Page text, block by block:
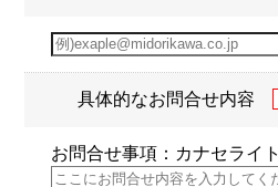
具体的なお問合せ内容
お問合せ事項：カナセライト